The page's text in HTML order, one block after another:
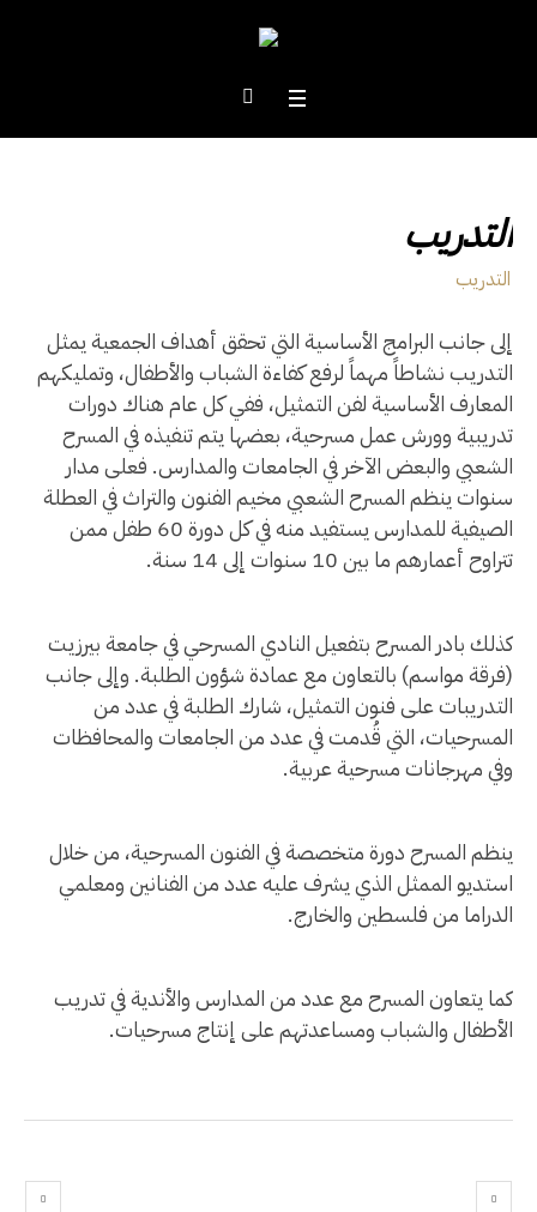
التدريب
التدريب
إلى جانب البرامج الأساسية التي تحقق أهداف الجمعية يمثل
التدريب نشاطاً مهماً لرفع كفاءة الشباب والأطفال، وتمليكهم
المعارف الأساسية لفن التمثيل، ففي كل عام هناك دورات
تدريبية وورش عمل مسرحية، بعضها يتم تنفيذه في المسرح
الشعبي والبعض الآخر في الجامعات والمدارس. فعلى مدار
سنوات ينظم المسرح الشعبي مخيم الفنون والتراث في العطلة
الصيفية للمدارس يستفيد منه في كل دورة 60 طفل ممن
تتراوح أعمارهم ما بين 10 سنوات إلى 14 سنة.
كذلك بادر المسرح بتفعيل النادي المسرحي في جامعة بيرزيت
(فرقة مواسم) بالتعاون مع عمادة شؤون الطلبة. وإلى جانب
التدريبات على فنون التمثيل، شارك الطلبة في عدد من
المسرحيات، التي قُدمت في عدد من الجامعات والمحافظات
وفي مهرجانات مسرحية عربية.
ينظم المسرح دورة متخصصة في الفنون المسرحية، من خلال
استديو الممثل الذي يشرف عليه عدد من الفنانين ومعلمي
الدراما من فلسطين والخارج.
كما يتعاون المسرح مع عدد من المدارس والأندية في تدريب
الأطفال والشباب ومساعدتهم على إنتاج مسرحيات.